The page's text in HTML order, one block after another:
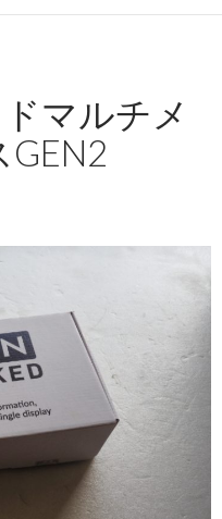
マルチメ
GEN2